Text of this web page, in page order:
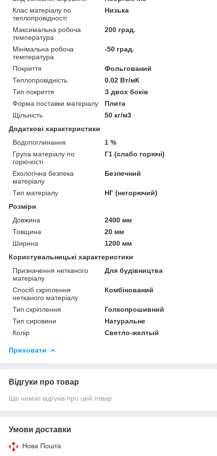
Клас матеріалу по
теплопровідності
Низька
Максимальна робоча
температура
200 град.
Мінімальна робоча
температура
-50 град.
Покриття
Фольгований
Теплопровідність
0.02 Вт/мК
Тип покриття
З двох боків
Форма поставки матеріалу
Плита
Щільність
50 кг/м3
Додаткові характеристики
Водопоглинання
1 %
Група матеріалу по
горючості
Г1 (слабо горючі)
Екологічна безпека
матеріалу
Безпечний
Тип матеріалу
НГ (негорючий)
Розміри
Довжина
2400 мм
Товщина
20 мм
Ширина
1200 мм
Користувальницькі характеристики
Призначення нетканого
матеріалу
Для будівництва
Спосіб скріплення
нетканого матеріалу
Комбінований
Тип скріплення
Голкопрошивний
Тип сировини
Натуральне
Колір
Светло-желтый
Приховати
Відгуки про товар
Ще немає відгуків про цей товар
Умови доставки
Нова Пошта